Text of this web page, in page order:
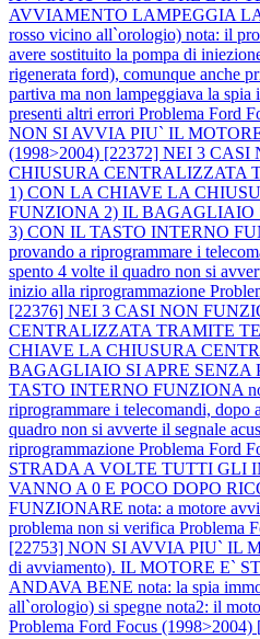
AVVIAMENTO LAMPEGGIA
rosso vicino all`orologio) nota: il
avere sostituito la pompa di
rigenerata ford), comunque anche
partiva ma non lampeggiava la
presenti altri errori Problema Ford
NON SI AVVIA PIU` IL
(1998>2004) [22372] NEI 3
CHIUSURA CENTRALIZZATA
1) CON LA CHIAVE LA
FUNZIONA 2) IL BAGAGLIAIO
3) CON IL TASTO INTERNO
provando a riprogrammare i
spento 4 volte il quadro non si
inizio alla riprogrammazione
[22376] NEI 3 CASI NON
CENTRALIZZATA TRAMITE
CHIAVE LA CHIUSURA
BAGAGLIAIO SI APRE SENZA
TASTO INTERNO FUNZIONA
riprogrammare i telecomandi, dopo
quadro non si avverte il segnale
riprogrammazione Problema Ford
STRADA A VOLTE TUTTI GLI
VANNO A 0 E POCO DOPO
FUNZIONARE nota: a motore
problema non si verifica Problema
[22753] NON SI AVVIA PIU` IL
di avviamento). IL MOTORE E`
ANDAVA BENE nota: la spia
all`orologio) si spegne nota2: il
Problema Ford Focus